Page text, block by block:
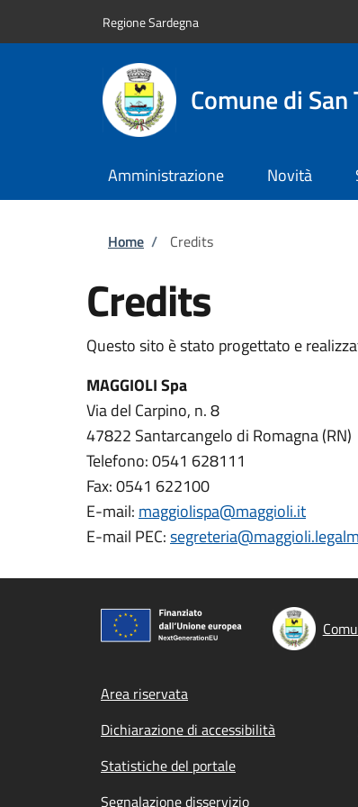
Regione Sardegna
Comune di San
Amministrazione Novità
Briciole di pane
Home / Credits
Credits
Questo sito è stato progettato e
MAGGIOLI Spa
Via del Carpino, n. 8
47822 Santarcangelo di Romagna (RN)
Telefono: 0541 628111
Fax: 0541 622100
E-mail: maggiolispa@maggioli.it
E-mail PEC:
Footer menu
Area riservata
Dichiarazione di accessibilità
Statistiche del portale
Segnalazione disservizio